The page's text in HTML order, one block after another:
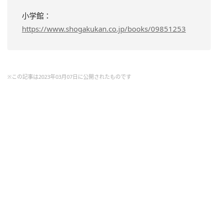
小学館：
https://www.shogakukan.co.jp/books/09851253
※この記事は2023年03月07日に公開されたものです